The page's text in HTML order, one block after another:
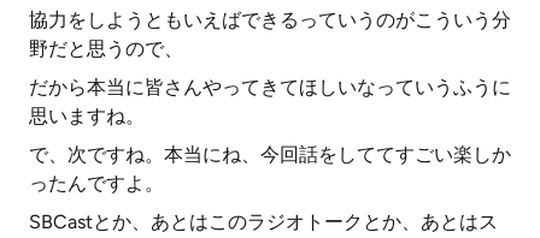
協力をしようともいえばできるっていうのがこういう分
野だと思うので、
だから本当に皆さんやってきてほしいなっていうふうに
思いますね。
で、次ですね。本当にね、今回話をしててすごい楽しか
ったんですよ。
SBCastとか、あとはこのラジオトークとか、あとはス